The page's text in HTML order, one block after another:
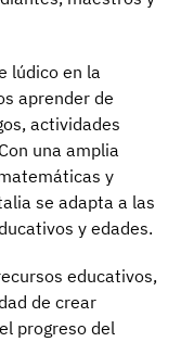
lúdico en la
aprender de
actividades
una amplia
y
se adapta a las
y edades.
educativos,
de crear
progreso del